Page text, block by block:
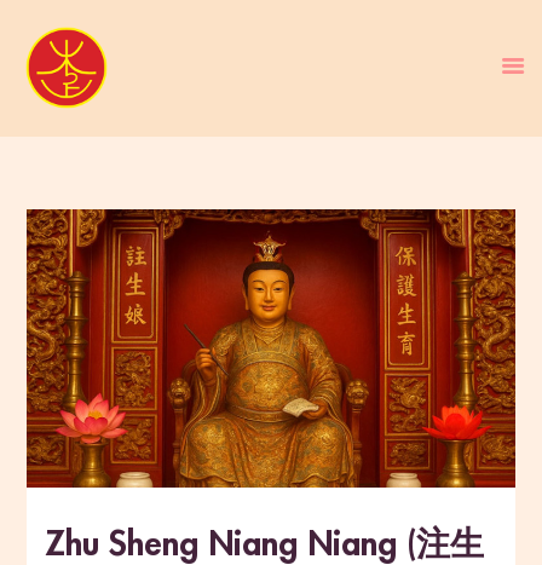
PENGENALAN TAO
BERITA
ARTIKEL
PUTI
GALERI
HUBUNGI KAMI
Zhu Sheng Niang Niang (注生